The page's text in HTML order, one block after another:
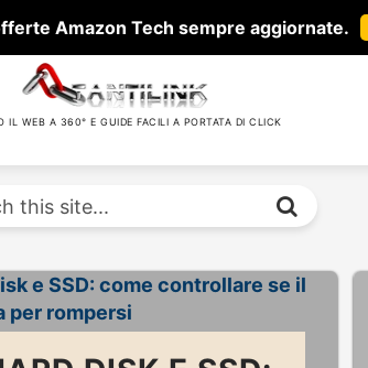
Amazon Tech sempre aggiornate.
IL WEB A 360° E GUIDE FACILI A PORTATA DI CLICK